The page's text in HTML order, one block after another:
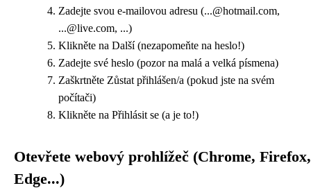
Zadejte svou e-mailovou adresu (...@hotmail.com,
...@live.com, ...)
Klikněte na Další (nezapomeňte na heslo!)
Zadejte své heslo (pozor na malá a velká písmena)
Zaškrtněte Zůstat přihlášen/a (pokud jste na svém
počítači)
Klikněte na Přihlásit se (a je to!)
Otevřete webový prohlížeč (Chrome, Firefox,
Edge...)